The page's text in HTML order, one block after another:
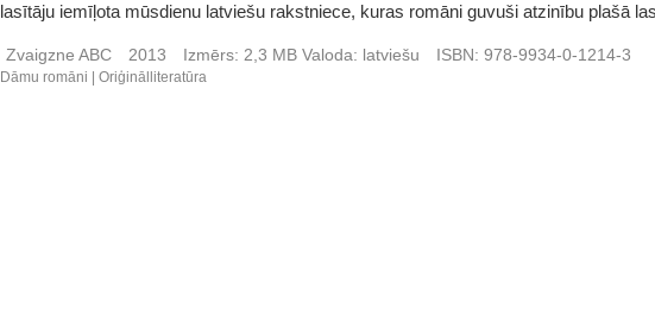
lasītāju iemīļota mūsdienu latviešu rakstniece, kuras romāni guvuši atzinību plašā
Zvaigzne ABC 2013 Izmērs: 2,3 MBValoda: latviešu ISBN: 978-9934-0-1214-3
Dāmu romāni Oriģinālliteratūra